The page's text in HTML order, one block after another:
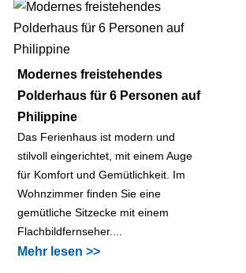
Modernes freistehendes
Polderhaus für 6 Personen auf
Philippine
Das Ferienhaus ist modern und
stilvoll eingerichtet, mit einem Auge
für Komfort und Gemütlichkeit. Im
Wohnzimmer finden Sie eine
gemütliche Sitzecke mit einem
Flachbildfernseher....
Mehr lesen >>